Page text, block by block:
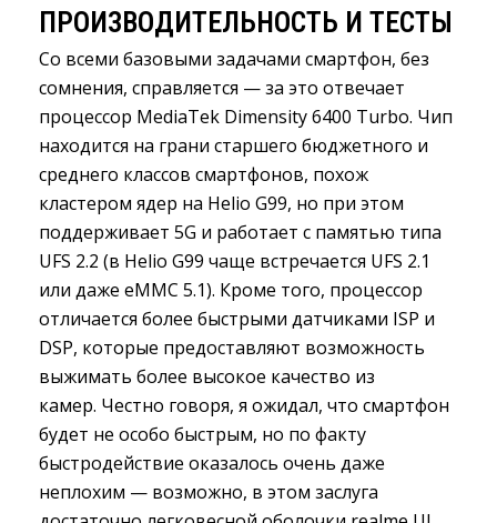
ПРОИЗВОДИТЕЛЬНОСТЬ И ТЕСТЫ
Со всеми базовыми задачами смартфон, без
сомнения, справляется — за это отвечает
процессор MediaTek Dimensity 6400 Turbo. Чип
находится на грани старшего бюджетного и
среднего классов смартфонов, похож
кластером ядер на Helio G99, но при этом
поддерживает 5G и работает с памятью типа
UFS 2.2 (в Helio G99 чаще встречается UFS 2.1
или даже eMMC 5.1). Кроме того, процессор
отличается более быстрыми датчиками ISP и
DSP, которые предоставляют возможность
выжимать более высокое качество из
камер. Честно говоря, я ожидал, что смартфон
будет не особо быстрым, но по факту
быстродействие оказалось очень даже
неплохим — возможно, в этом заслуга